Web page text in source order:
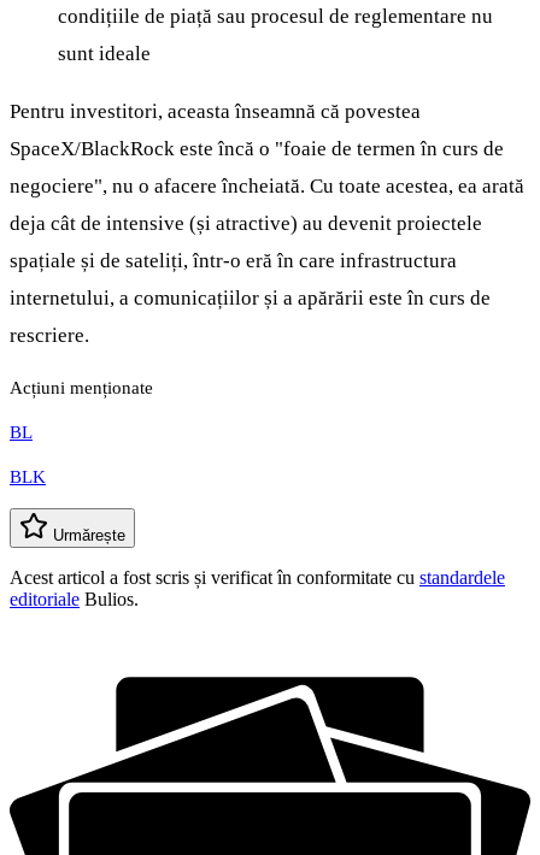
condițiile de piață sau procesul de reglementare nu
sunt ideale
Pentru investitori, aceasta înseamnă că povestea
SpaceX/BlackRock este încă o "foaie de termen în curs de
negociere", nu o afacere încheiată. Cu toate acestea, ea arată
deja cât de intensive (și atractive) au devenit proiectele
spațiale și de sateliți, într-o eră în care infrastructura
internetului, a comunicațiilor și a apărării este în curs de
rescriere.
Acțiuni menționate
BL
BLK
Urmărește
Acest articol a fost scris și verificat în conformitate cu standardele
editoriale Bulios.